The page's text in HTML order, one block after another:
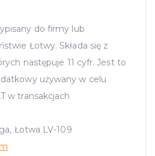
do firmy lub
Łotwy. Składa się z
następuje 11 cyfr. Jest to
używany w celu
w transakcjach
Łotwa LV-109